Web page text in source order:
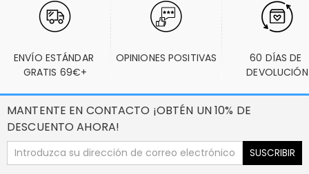
ENVÍO ESTÁNDAR
GRATIS 69€+
OPINIONES POSITIVAS
60 DÍAS DE
DEVOLUCIÓN
MANTENTE EN CONTACTO ¡OBTÉN UN 10% DE
DESCUENTO AHORA!
SUSCRIBIR